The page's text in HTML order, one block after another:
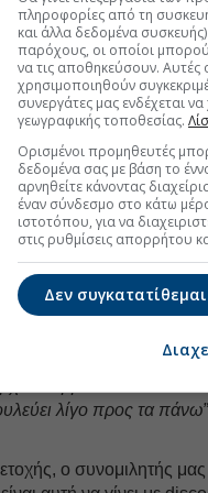
FOLLOW US
Ακολουθήστε τη σελίδα του
ψηλά μπορεί να φτάσει
διαμορφώνεται η
στελέχη, και
και τις τελικές
τελικά κοντά
1,43 δισ. ευρώαντί για
ποσοστό 33,4% της
η βεντάλια της
η τιμή και φυσικά η
hedge funds είναι
ισορροπία και να
λίγο προς τα
ο συνομιλητής
πληροφορίες από τη
και άλλα δεδομένα
παρόχους, οι οποίοι
να τις αποθηκεύσουν. Αυτές
χρησιμοποιηθούν
συνεργάτες μας ενδέχεται
γεωγραφικής τοποθεσίας.
Ορισμένοι προμηθευτές
δεδομένα σας με βάση το
αρνηθείτε κάνοντας
έναν σύνδεσμο στο κάτω
ιστοτόπου, για να
στις ρυθμίσεις απορρήτου
Δεν συγκατατίθεμαι